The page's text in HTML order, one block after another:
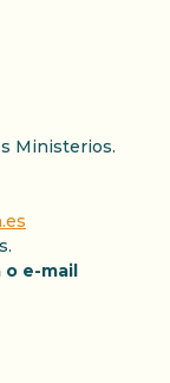
Ministerios.
e-mail